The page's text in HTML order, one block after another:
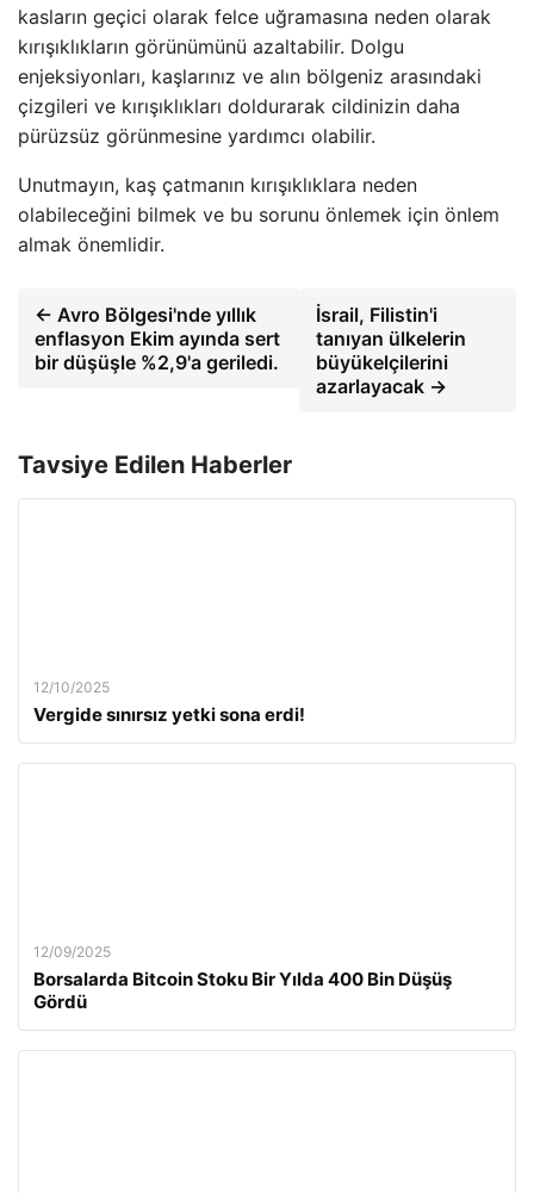
kasların geçici olarak felce uğramasına neden olarak
kırışıklıkların görünümünü azaltabilir. Dolgu
enjeksiyonları, kaşlarınız ve alın bölgeniz arasındaki
çizgileri ve kırışıklıkları doldurarak cildinizin daha
pürüzsüz görünmesine yardımcı olabilir.
Unutmayın, kaş çatmanın kırışıklıklara neden
olabileceğini bilmek ve bu sorunu önlemek için önlem
almak önemlidir.
← Avro Bölgesi'nde yıllık
enflasyon Ekim ayında sert
bir düşüşle %2,9'a geriledi.
İsrail, Filistin'i
tanıyan ülkelerin
büyükelçilerini
azarlayacak →
Tavsiye Edilen Haberler
12/10/2025
Vergide sınırsız yetki sona erdi!
12/09/2025
Borsalarda Bitcoin Stoku Bir Yılda 400 Bin Düşüş
Gördü